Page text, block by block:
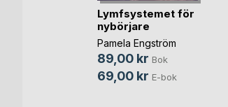
Lymfsystemet för
nybörjare
Pamela Engström
89,00 kr Bok
69,00 kr E-bok